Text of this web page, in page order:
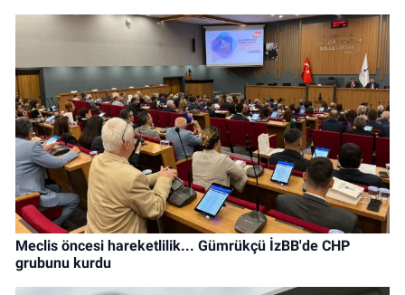
Meclis öncesi hareketlilik... Gümrükçü İzBB'de CHP
grubunu kurdu